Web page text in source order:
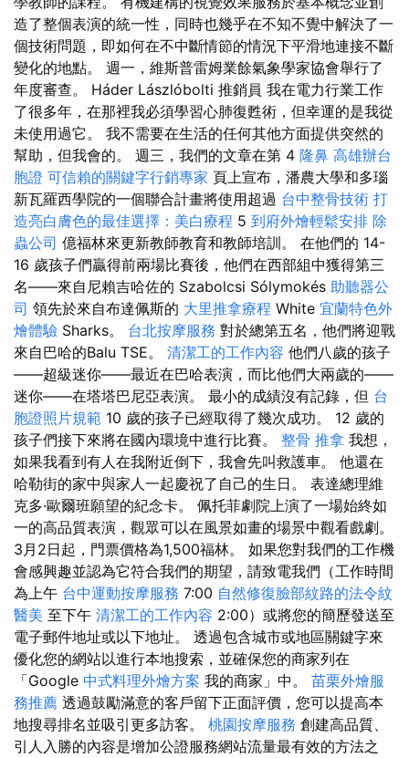
造了整個表演的統一性，同時也幾乎在不知不覺中解決了一
個技術問題，即如何在不中斷情節的情況下平滑地連接不斷
變化的地點。 週一，維斯普雷姆業餘氣象學家協會舉行了
年度審查。 Háder Lászlóbolti 推銷員 我在電力行業工作
了很多年，在那裡我必須學習心肺復甦術，但幸運的是我從
未使用過它。 我不需要在生活的任何其他方面提供突然的
幫助，但我會的。 週三，我們的文章在第 4 隆鼻 高雄辦台
胞證 可信賴的關鍵字行銷專家 頁上宣布，潘農大學和多瑙
新瓦羅西學院的一個聯合計畫將使用超過 台中整骨技術 打
造亮白膚色的最佳選擇：美白療程 5 到府外燴輕鬆安排 除
蟲公司 億福林來更新教師教育和教師培訓。 在他們的 14-
16 歲孩子們贏得前兩場比賽後，他們在西部組中獲得第三
名——來自尼賴吉哈佐的 Szabolcsi Sólymokés 助聽器公
司 領先於來自布達佩斯的 大里推拿療程 White 宜蘭特色外
燴體驗 Sharks。 台北按摩服務 對於總第五名，他們將迎戰
來自巴哈的Balu TSE。 清潔工的工作內容 他們八歲的孩子
——超級迷你——最近在巴哈表演，而比他們大兩歲的——
迷你——在塔塔巴尼亞表演。 最小的成績沒有記錄，但 台
胞證照片規範 10 歲的孩子已經取得了幾次成功。 12 歲的
孩子們接下來將在國內環境中進行比賽。 整骨 推拿 我想，
如果我看到有人在我附近倒下，我會先叫救護車。 他還在
哈勒街的家中與家人一起慶祝了自己的生日。 表達總理維
克多·歐爾班願望的紀念卡。 佩托菲劇院上演了一場始終如
一的高品質表演，觀眾可以在風景如畫的場景中觀看戲劇。
3月2日起，門票價格為1,500福林。 如果您對我們的工作機
會感興趣並認為它符合我們的期望，請致電我們（工作時間
為上午 台中運動按摩服務 7:00 自然修復臉部紋路的法令紋
醫美 至下午 清潔工的工作內容 2:00）或將您的簡歷發送至
電子郵件地址或以下地址。 透過包含城市或地區關鍵字來
優化您的網站以進行本地搜索，並確保您的商家列在
「Google 中式料理外燴方案 我的商家」中。 苗栗外燴服
務推薦 透過鼓勵滿意的客戶留下正面評價，您可以提高本
地搜尋排名並吸引更多訪客。 桃園按摩服務 創建高品質、
引人入勝的內容是增加公證服務網站流量最有效的方法之